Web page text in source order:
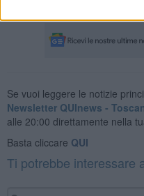
Se vuoi leggere le notizie
Newsletter QUInews -
alle 20:00 direttamente nella
Basta cliccare QUI
Ti potrebbe interessare